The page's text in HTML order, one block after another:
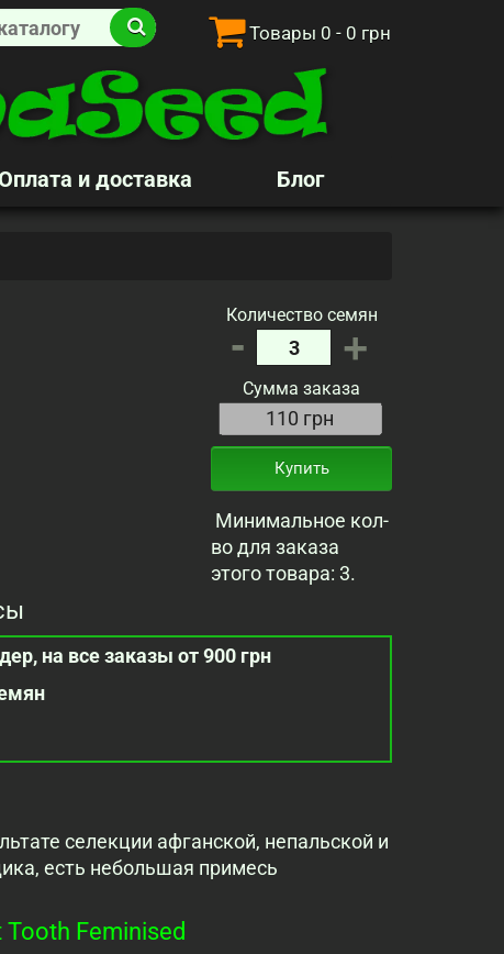
Товары 0 - 0 грн
и доставка Блог
Количество семян
- +
Сумма заказа
Купить
Минимальное кол-
во для заказа
этого товара: 3.
на все заказы от 900 грн
селекции афганской, непальской и
есть небольшая примесь
Feminised